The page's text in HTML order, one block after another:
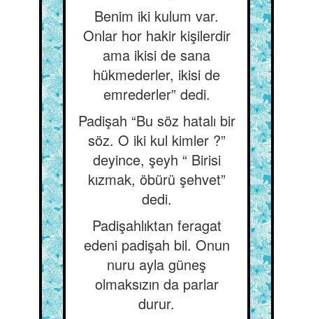
Benim iki kulum var.
Onlar hor hakir kişilerdir
ama ikisi de sana
hükmederler, ikisi de
emrederler” dedi.
Padişah “Bu söz hatalı bir
söz. O iki kul kimler ?”
deyince, şeyh “ Birisi
kızmak, öbürü şehvet”
dedi.
Padişahlıktan feragat
edeni padişah bil. Onun
nuru ayla güneş
olmaksızın da parlar
durur.